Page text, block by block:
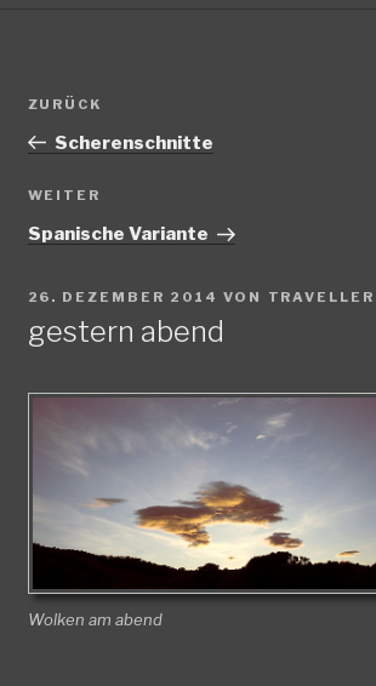
Beitragsnavigation
Vorheriger
Beitrag
ZURÜCK
Scherenschnitte
Nächster
Beitrag
WEITER
Spanische Variante
VERÖFFENTLICHT
26. DEZEMBER 2014 VON TRAVELLER
gestern abend
Wolken am abend